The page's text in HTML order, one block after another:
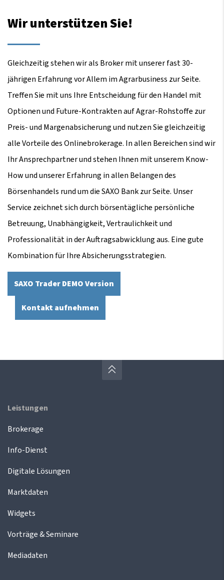
Wir unterstützen Sie!
Gleichzeitig stehen wir als Broker mit unserer fast 30-
jährigen Erfahrung vor Allem im Agrarbusiness zur Seite.
Treffen Sie mit uns Ihre Entscheidung für den Handel mit
Optionen und Future-Kontrakten auf Agrar-Rohstoffe zur
Preis- und Margenabsicherung und nutzen Sie gleichzeitig
alle Vorteile des Onlinebrokerage. In allen Bereichen sind wir
Ihr Ansprechpartner und stehen Ihnen mit unserem Know-
How und unserer Erfahrung in allen Belangen des
Börsenhandels rund um die SAXO Bank zur Seite. Unser
Service zeichnet sich durch börsentägliche persönliche
Betreuung, Unabhängigkeit, Vertraulichkeit und
Professionalität in der Auftragsabwicklung aus. Eine gute
Kombination für Ihre Absicherungsstrategien.
SAXO Trader DEMO Version
Kontakt aufnehmen
Leistungen
Brokerage
Info-Dienst
Digitale Lösungen
Marktdaten
Widgets
Vorträge & Seminare
Mediadaten